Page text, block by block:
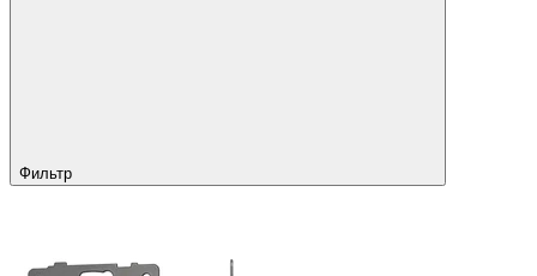
Фильтр